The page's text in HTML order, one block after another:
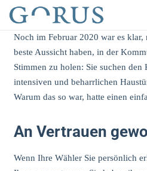
Noch im Februar 2020 war es klar,
beste Aussicht haben, in der
Stimmen zu holen: Sie suchen
intensiven und beharrlichen
Warum das so war, hatte einen
An Vertrauen
Wenn Ihre Wähler Sie persönlich